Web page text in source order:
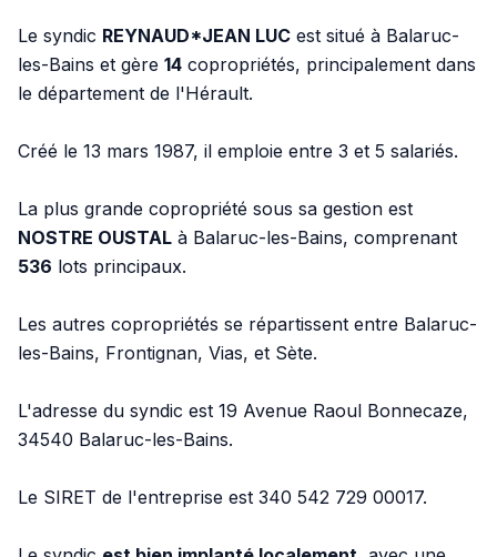
Le syndic REYNAUD*JEAN LUC est situé à Balaruc-
les-Bains et gère 14 copropriétés, principalement dans
le département de l'Hérault.
Créé le 13 mars 1987, il emploie entre 3 et 5 salariés.
La plus grande copropriété sous sa gestion est
NOSTRE OUSTAL à Balaruc-les-Bains, comprenant
536 lots principaux.
Les autres copropriétés se répartissent entre Balaruc-
les-Bains, Frontignan, Vias, et Sète.
L'adresse du syndic est 19 Avenue Raoul Bonnecaze,
34540 Balaruc-les-Bains.
Le SIRET de l'entreprise est 340 542 729 00017.